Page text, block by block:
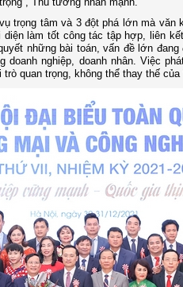
trọng tâm và 3 đột phá lớn mà văn
làm tốt công tác tập hợp, liên
những bài toán, vấn đề lớn
nghiệp, doanh nhân. Việc
quan trọng, không thể thay thế của